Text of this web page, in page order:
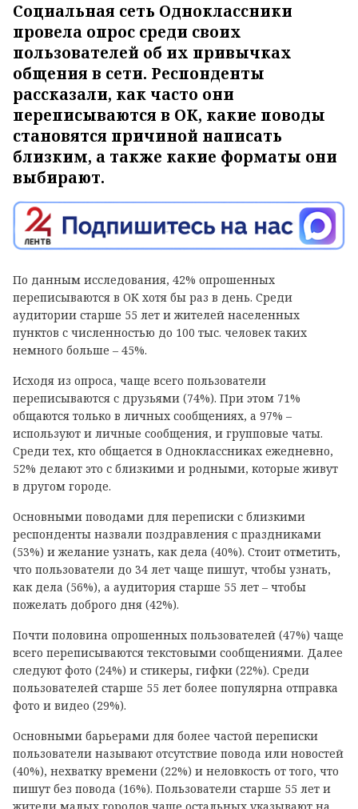
Социальная сеть Одноклассники
провела опрос среди своих
пользователей об их привычках
общения в сети. Респонденты
рассказали, как часто они
переписываются в ОК, какие поводы
становятся причиной написать
близким, а также какие форматы они
выбирают.
По данным исследования, 42% опрошенных
переписываются в ОК хотя бы раз в день. Среди
аудитории старше 55 лет и жителей населенных
пунктов с численностью до 100 тыс. человек таких
немного больше – 45%.
Исходя из опроса, чаще всего пользователи
переписываются с друзьями (74%). При этом 71%
общаются только в личных сообщениях, а 97% –
используют и личные сообщения, и групповые чаты.
Среди тех, кто общается в Одноклассниках ежедневно,
52% делают это с близкими и родными, которые живут
в другом городе.
Основными поводами для переписки с близкими
респонденты назвали поздравления с праздниками
(53%) и желание узнать, как дела (40%). Стоит отметить,
что пользователи до 34 лет чаще пишут, чтобы узнать,
как дела (56%), а аудитория старше 55 лет – чтобы
пожелать доброго дня (42%).
Почти половина опрошенных пользователей (47%) чаще
всего переписываются текстовыми сообщениями. Далее
следуют фото (24%) и стикеры, гифки (22%). Среди
пользователей старше 55 лет более популярна отправка
фото и видео (29%).
Основными барьерами для более частой переписки
пользователи называют отсутствие повода или новостей
(40%), нехватку времени (22%) и неловкость от того, что
пишут без повода (16%). Пользователи старше 55 лет и
жители малых городов чаще остальных указывают на